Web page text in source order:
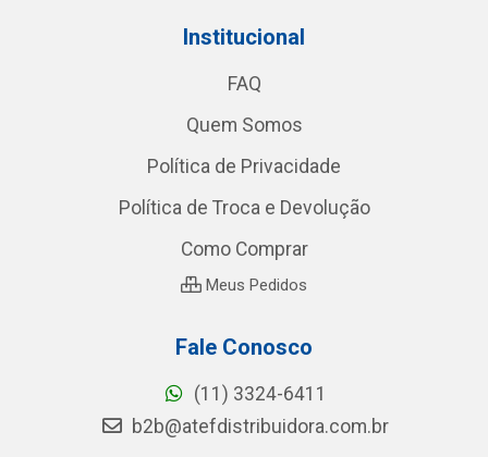
Institucional
FAQ
Quem Somos
Política de Privacidade
Política de Troca e Devolução
Como Comprar
Meus Pedidos
Fale Conosco
(11) 3324-6411
b2b@atefdistribuidora.com.br